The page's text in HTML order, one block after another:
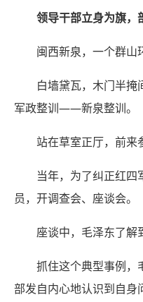
领导干部立身为旗，
闽西新泉，一个群山
白墙黛瓦，木门半
军政整训——新泉整训。
站在草室正厅，前
当年，为了纠正红
员，开调查会、座谈会。
座谈中，毛泽东了解
抓住这个典型事例，
部发自内心地认识到自身